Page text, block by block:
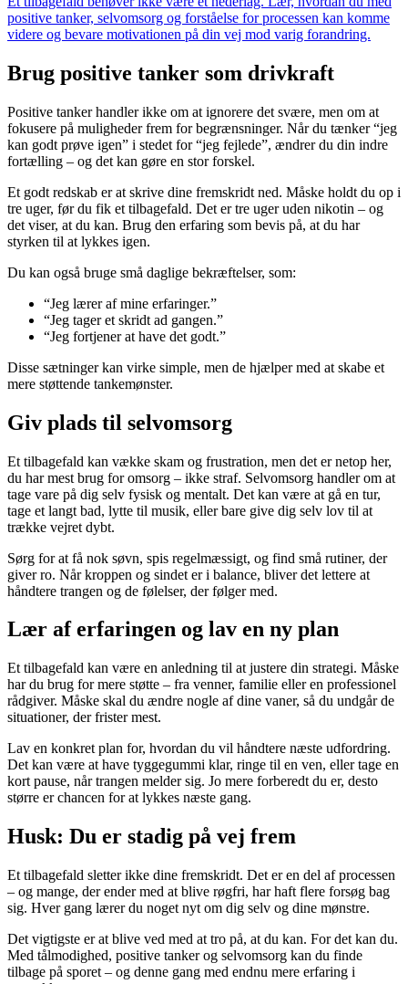
positive tanker, selvomsorg og forståelse for processen kan komme
videre og bevare motivationen på din vej mod varig forandring.
Brug positive tanker som drivkraft
Positive tanker handler ikke om at ignorere det svære, men om at
fokusere på muligheder frem for begrænsninger. Når du tænker “jeg
kan godt prøve igen” i stedet for “jeg fejlede”, ændrer du din indre
fortælling – og det kan gøre en stor forskel.
Et godt redskab er at skrive dine fremskridt ned. Måske holdt du op i
tre uger, før du fik et tilbagefald. Det er tre uger uden nikotin – og
det viser, at du kan. Brug den erfaring som bevis på, at du har
styrken til at lykkes igen.
Du kan også bruge små daglige bekræftelser, som:
“Jeg lærer af mine erfaringer.”
“Jeg tager et skridt ad gangen.”
“Jeg fortjener at have det godt.”
Disse sætninger kan virke simple, men de hjælper med at skabe et
mere støttende tankemønster.
Giv plads til selvomsorg
Et tilbagefald kan vække skam og frustration, men det er netop her,
du har mest brug for omsorg – ikke straf. Selvomsorg handler om at
tage vare på dig selv fysisk og mentalt. Det kan være at gå en tur,
tage et langt bad, lytte til musik, eller bare give dig selv lov til at
trække vejret dybt.
Sørg for at få nok søvn, spis regelmæssigt, og find små rutiner, der
giver ro. Når kroppen og sindet er i balance, bliver det lettere at
håndtere trangen og de følelser, der følger med.
Lær af erfaringen og lav en ny plan
Et tilbagefald kan være en anledning til at justere din strategi. Måske
har du brug for mere støtte – fra venner, familie eller en professionel
rådgiver. Måske skal du ændre nogle af dine vaner, så du undgår de
situationer, der frister mest.
Lav en konkret plan for, hvordan du vil håndtere næste udfordring.
Det kan være at have tyggegummi klar, ringe til en ven, eller tage en
kort pause, når trangen melder sig. Jo mere forberedt du er, desto
større er chancen for at lykkes næste gang.
Husk: Du er stadig på vej frem
Et tilbagefald sletter ikke dine fremskridt. Det er en del af processen
– og mange, der ender med at blive røgfri, har haft flere forsøg bag
sig. Hver gang lærer du noget nyt om dig selv og dine mønstre.
Det vigtigste er at blive ved med at tro på, at du kan. For det kan du.
Med tålmodighed, positive tanker og selvomsorg kan du finde
tilbage på sporet – og denne gang med endnu mere erfaring i